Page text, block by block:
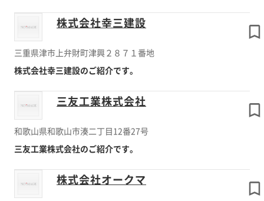
株式会社幸三建設
三重県津市上弁財町津興２８７１番地
株式会社幸三建設のご紹介です。
三友工業株式会社
和歌山県和歌山市湊二丁目12番27号
三友工業株式会社のご紹介です。
株式会社オークマ